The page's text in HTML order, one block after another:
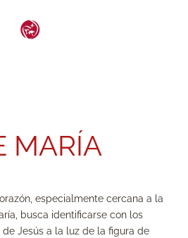
MARÍA
especialmente cercana a la
busca identificarse con los
Jesús a la luz de la figura de